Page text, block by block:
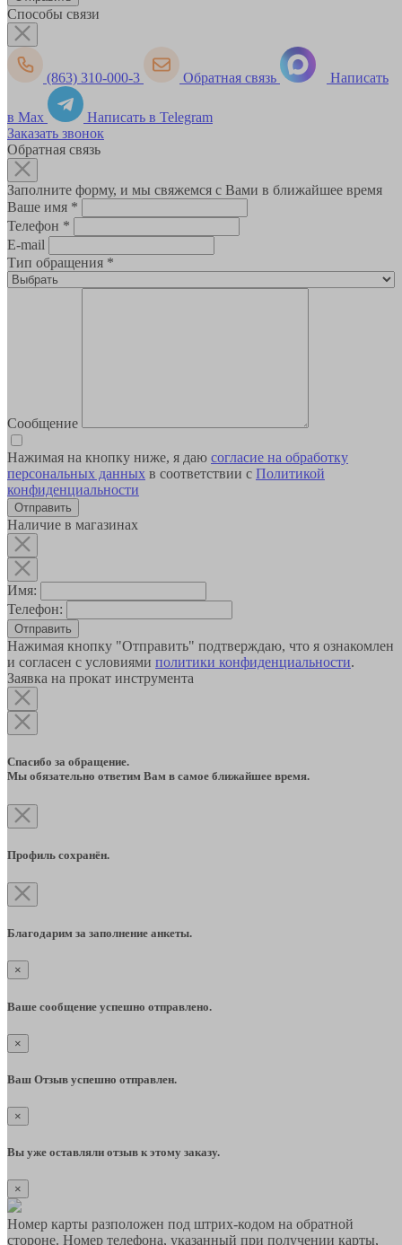
Способы связи
(863) 310-000-3 Обратная связь Написать
в Max
Написать в Telegram
Заказать звонок
Обратная связь
Заполните форму, и мы свяжемся с Вами в ближайшее время
Ваше имя *
Телефон *
E-mail
Тип обращения *
Сообщение
Нажимая на кнопку ниже, я даю согласие на обработку
персональных данных в соответствии с Политикой
конфиденциальности
Наличие в магазинах
Имя:
Телефон:
Отправить
Нажимая кнопку "Отправить" подтверждаю, что я ознакомлен
и согласен с условиями политики конфиденциальности.
Заявка на прокат инструмента
Спасибо за обращение.
Мы обязательно ответим Вам в самое ближайшее время.
Профиль сохранён.
Благодарим за заполнение анкеты.
×
Ваше сообщение успешно отправлено.
×
Ваш Отзыв успешно отправлен.
×
Вы уже оставляли отзыв к этому заказу.
×
Номер карты разположен под штрих-кодом на обратной
стороне. Номер телефона, указанный при получении карты,